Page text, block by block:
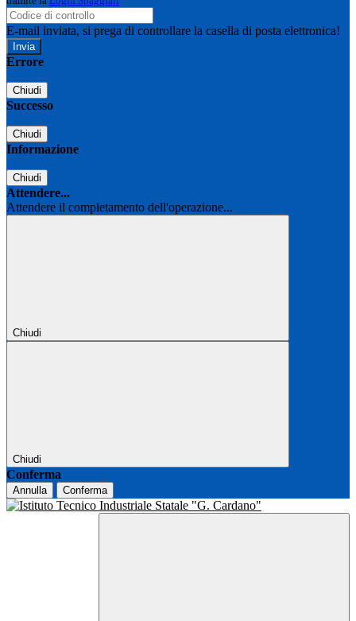
E-mail inviata, si prega di controllare la casella di posta elettronica!
Errore
Chiudi
Successo
Chiudi
Informazione
Chiudi
Attendere...
Attendere il completamento dell'operazione...
Chiudi
Chiudi
Conferma
Annulla Conferma